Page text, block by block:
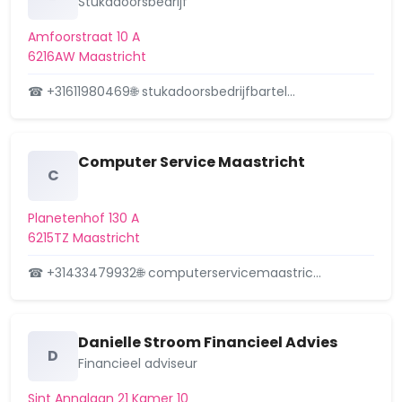
Bilserbaan 65, 6217JE Maastricht.
Verlenging beslistermijn
Bilserbaan 65, 6217JE Maastricht
Orleansstraat 11, 11B en 11C, 6217LD
Maastricht. Besluit
Orleansstraat 11, 6217LD
22 augustus 2025
Prestantstraat 40, 6217XX
Prestantstraat 40, 6217XX
Aangevraagd
23 juli 2025
Guineastraat 9, 6214XM
Amfoorstraat 10 A
6216AW Maastricht
☎ +31611980469🌐 stukadoorsbedrijfbartel…
C
Computer Service Maastricht
Planetenhof 130 A
6215TZ Maastricht
☎ +31433479932🌐 computerservicemaastric…
D
Danielle Stroom Financieel Advies
Financieel adviseur
Sint Annalaan 21 Kamer 10